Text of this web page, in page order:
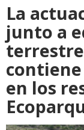
La
junto a
en los